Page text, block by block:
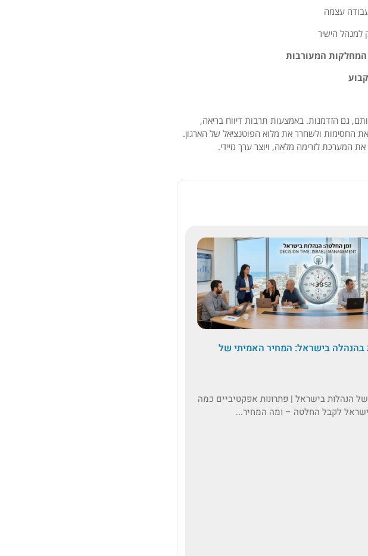
עצמה
למנהל הישיר
המחלקות המעורבות
גם הזדמנות. באמצעות תרבות דיווח בריאה,
את החסימות ולשחרראת מלוא הפוטנציאל של הארגון.
את המערכתלזרימה מלאה, ויוצרערך מיידי.
בהנהלה בישראל: המחיר האמיתי של
הנהלות בישראל | פתרונות אפקטיביים כמה
לקבל החלטה – ומה המחיר...